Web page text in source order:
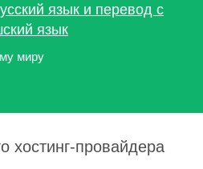
язык и перевод с
язык
миру
хостинг-провайдера